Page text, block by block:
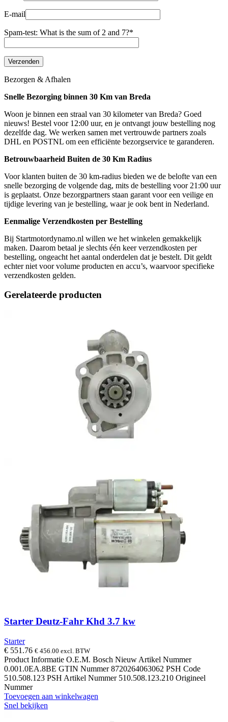
E-mail
Spam-test: What is the sum of 2 and 7?*
Bezorgen & Afhalen
Snelle Bezorging binnen 30 Km van Breda
Woon je binnen een straal van 30 kilometer van Breda? Goed
nieuws! Bestel voor 12:00 uur, en je ontvangt jouw bestelling nog
dezelfde dag. We werken samen met vertrouwde partners zoals
DHL en POSTNL om een efficiënte bezorgservice te garanderen.
Betrouwbaarheid Buiten de 30 Km Radius
Voor klanten buiten de 30 km-radius bieden we de belofte van een
snelle bezorging de volgende dag, mits de bestelling voor 21:00 uur
is geplaatst. Onze bezorgpartners staan garant voor een veilige en
tijdige levering van je bestelling, waar je ook bent in Nederland.
Eenmalige Verzendkosten per Bestelling
Bij Startmotordynamo.nl willen we het winkelen gemakkelijk
maken. Daarom betaal je slechts één keer verzendkosten per
bestelling, ongeacht het aantal onderdelen dat je bestelt. Dit geldt
echter niet voor volume producten en accu’s, waarvoor specifieke
verzendkosten gelden.
Gerelateerde producten
Starter Deutz-Fahr Khd 3.7 kw
Starter
€ 551.76 € 456.00 excl. BTW
Product Informatie O.E.M. Bosch Nieuw Artikel Nummer
0.001.0EA.8BE GTIN Nummer 8720264063062 PSH Code
510.508.123 PSH Artikel Nummer 510.508.123.210 Origineel
Nummer
Toevoegen aan winkelwagen
Snel bekijken